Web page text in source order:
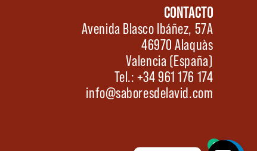
CONTACTO
Avenida Blasco Ibáñez, 57A
46970 Alaquàs
Valencia (España)
Tel.: +34 961 176 174
info@saboresdelavid.com
0